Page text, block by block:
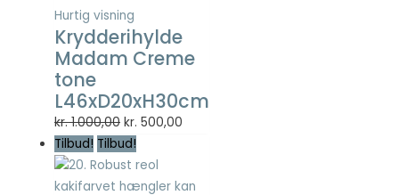
Hurtig visning
Krydderihylde
Madam Creme
tone
L46xD20xH30cm
kr.1.000,00 Den
oprindelige
pris
var:
kr. 500,00
er:
Tilbud! Tilbud!
Statistisk
hjælper
webstedsejere
med at forstå,
hvordan de
besøgende
interagerer
med
hjemmesider
ved at